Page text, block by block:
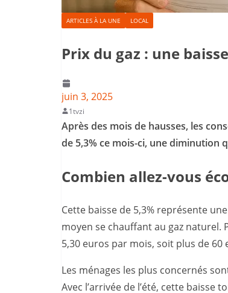
ARTICLES À LA UNE LOCAL
Prix du gaz : une
juin 3, 2025
1tvzi
Après des mois de hausses, les
de 5,3% ce mois-ci, une diminution
Combien allez-vous
Cette baisse de 5,3% représente
moyen se chauffant au gaz naturel.
5,30 euros par mois, soit plus de 60
Les ménages les plus concernés
Avec l’arrivée de l’été, cette baisse